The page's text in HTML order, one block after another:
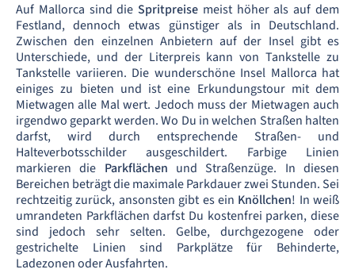
Auf Mallorca sind dieSpritpreise meist höher als auf dem
Festland, dennoch etwas günstiger als in Deutschland.
Zwischen den einzelnen Anbietern auf der Insel gibt es
Unterschiede, und der Literpreis kann von Tankstelle zu
Tankstelle variieren. Die wunderschöne Insel Mallorca hat
einiges zu bieten und ist eine Erkundungstour mit dem
Mietwagen alle Mal wert. Jedoch muss der Mietwagen auch
irgendwo geparkt werden. Wo Du in welchen Straßen halten
darfst, wird durch entsprechende Straßen- und
Halteverbotsschilder ausgeschildert. Farbige Linien
markieren die Parkflächen und Straßenzüge. In diesen
Bereichen beträgt die maximale Parkdauer zwei Stunden. Sei
rechtzeitig zurück, ansonsten gibt es ein Knöllchen! In weiß
umrandeten Parkflächen darfst Du kostenfrei parken, diese
sind jedoch sehr selten. Gelbe, durchgezogene oder
gestrichelte Linien sind Parkplätze für Behinderte,
Ladezonen oder Ausfahrten.